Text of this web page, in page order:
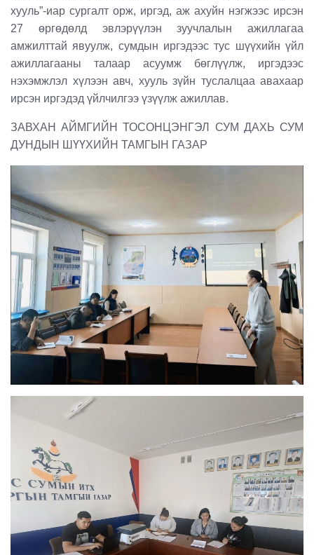
хууль”-иар сургалт орж, иргэд, аж ахуйн нэгжээс ирсэн
27 өргөдөлд эвлэрүүлэн зуучлалын ажиллагаа
амжилттай явуулж, сумдын иргэдээс тус шүүхийн үйл
ажиллагааны талаар асуумж бөглүүлж, иргэдээс
нэхэмжлэл хүлээн авч, хууль зүйн туслалцаа авахаар
ирсэн иргэдэд үйлчилгээ үзүүлж ажиллав.
ЗАВХАН АЙМГИЙН ТОСОНЦЭНГЭЛ СУМ ДАХЬ СУМ
ДУНДЫН ШҮҮХИЙН ТАМГЫН ГАЗАР